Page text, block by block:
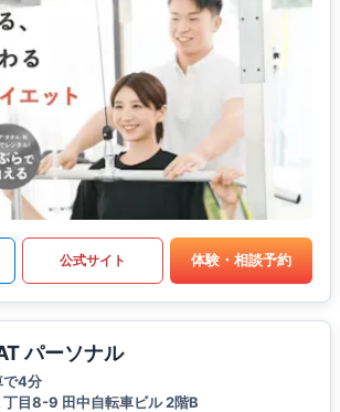
公式サイト 体験・相談予約
パーソナル
で4分
目8-9 田中自転車ビル 2階B